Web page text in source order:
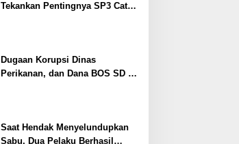
Tekankan Pentingnya SP3 Catin
Dugaan Korupsi Dinas
Perikanan, dan Dana BOS SD –
Saat Hendak Menyelundupkan
Sabu, Dua Pelaku Berhasil